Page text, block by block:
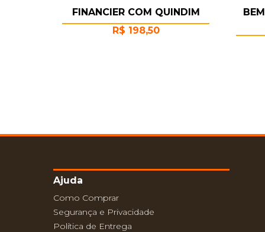
FINANCIER COM QUINDIM
R$ 198,50
Ajuda
Como Comprar
Segurança e Privacidade
Política de Entrega